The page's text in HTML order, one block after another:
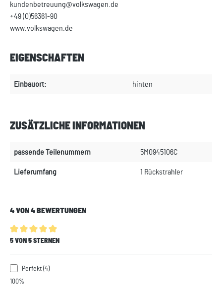
kundenbetreuung@volkswagen.de
+49 (0)56361-90
www.volkswagen.de
EIGENSCHAFTEN
Einbauort: hinten
ZUSÄTZLICHE INFORMATIONEN
passende Teilenummern 5M0945106C
Lieferumfang 1 Rückstrahler
4 VON 4 BEWERTUNGEN
Durchschnittliche Bewertung von 5 von 5 Sternen
5 VON 5 STERNEN
Perfekt (4)
100%